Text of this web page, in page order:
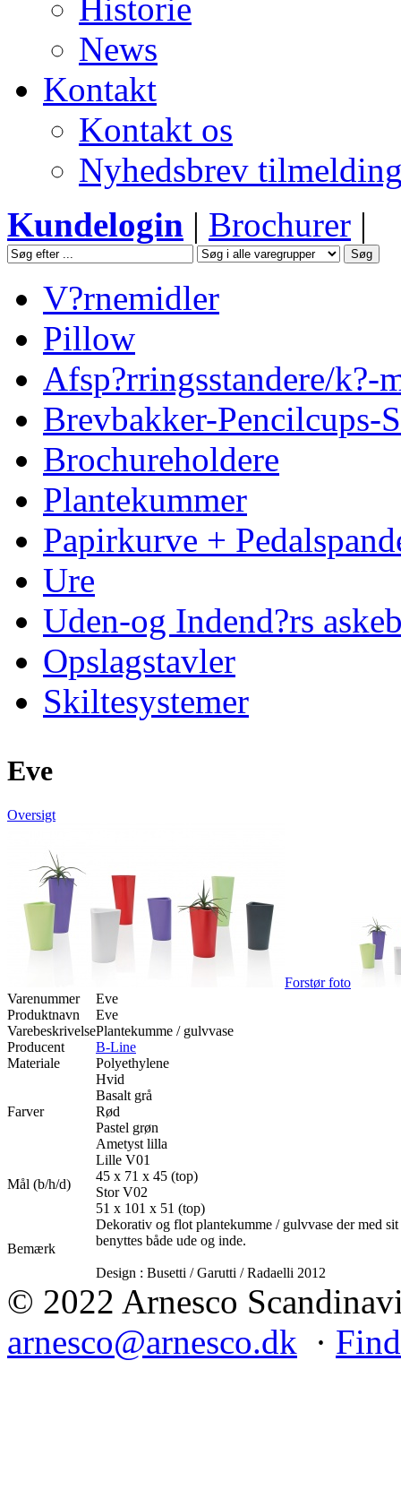
Historie
News
Kontakt
Kontakt os
Nyhedsbrev
Kundelogin | Brochurer |
V?rnemidler
Pillow
Afsp?rringsstandere/k?-
Brevbakker-Pencilcups-
Brochureholdere
Plantekummer
Papirkurve +
Ure
Uden-og Indend?rs
Opslagstavler
Skiltesystemer
Eve
Oversigt
Forstør foto
Varenummer
Eve
Produktnavn
Eve
VarebeskrivelsePlantekumme / gulvvase
Producent
B-Line
Materiale
Polyethylene
Farver
Hvid
Basalt grå
Rød
Pastel grøn
Ametyst lilla
Mål (b/h/d)
Lille V01
45 x 71 x 45 (top)
Stor V02
51 x 101 x 51 (top)
Bemærk
Dekorativ og flot plantekumme / gulvvase der med
benyttes både ude og inde.
Design : Busetti / Garutti / Radaelli 2012
© 2022 Arnesco
arnesco@arnesco.dk ·